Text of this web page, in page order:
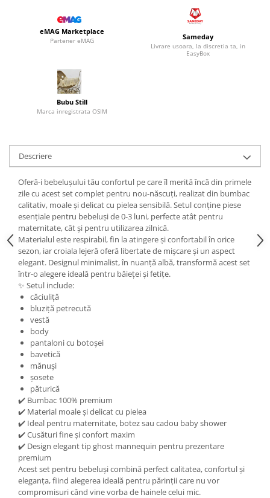
eMAG Marketplace
Partener eMAG Sameday
Livrare usoara, la discretia ta, in
EasyBox
Bubu Still
Marca inregistrata OSIM
Descriere
Oferă-i bebelușului tău confortul pe care îl merită încă din primele
zile cu acest set complet pentru nou-născuți, realizat din bumbac
calitativ, moale și delicat cu pielea sensibilă. Setul conține piese
esențiale pentru bebeluși de 0-3 luni, perfecte atât pentru
maternitate, cât și pentru utilizarea zilnică.
Materialul este respirabil, fin la atingere și confortabil în orice
sezon, iar croiala lejeră oferă libertate de mișcare și un aspect
elegant. Designul minimalist, în nuanță albă, transformă acest set
într-o alegere ideală pentru băieței și fetițe.
✨ Setul include:
căciuliță
bluziță petrecută
vestă
body
pantaloni cu botoșei
bavetică
mănuși
șosete
păturică
✔️ Bumbac 100% premium
✔️ Material moale și delicat cu pielea
✔️ Ideal pentru maternitate, botez sau cadou baby shower
✔️ Cusături fine și confort maxim
✔️ Design elegant tip ghost mannequin pentru prezentare
premium
Acest set pentru bebeluși combină perfect calitatea, confortul și
eleganța, fiind alegerea ideală pentru părinții care nu vor
compromisuri când vine vorba de hainele celui mic.